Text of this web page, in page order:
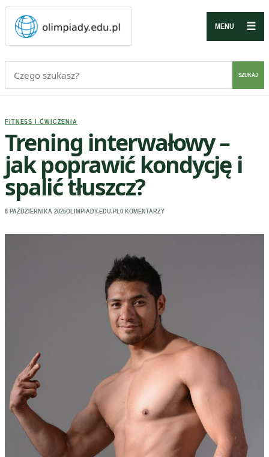
MENU ☰
SZUKAJ
FITNESS I ĆWICZENIA
Trening interwałowy –
jak poprawić kondycję i
spalić tłuszcz?
8 PAŹDZIERNIKA 2025OLIMPIADY.EDU.PL 0 KOMENTARZY